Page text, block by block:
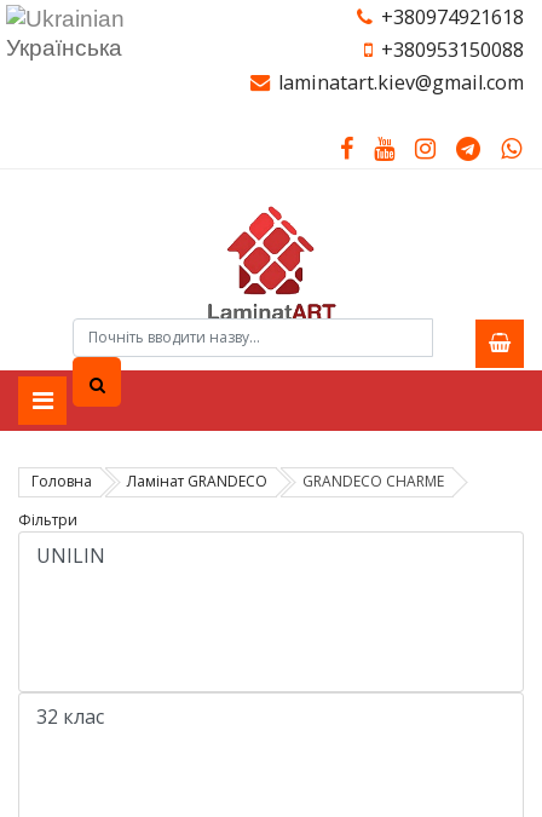
Українська
+380974921618
+380953150088
laminatart.kiev@gmail.com
Головна Ламінат GRANDECO
GRANDECO CHARME
Фільтри